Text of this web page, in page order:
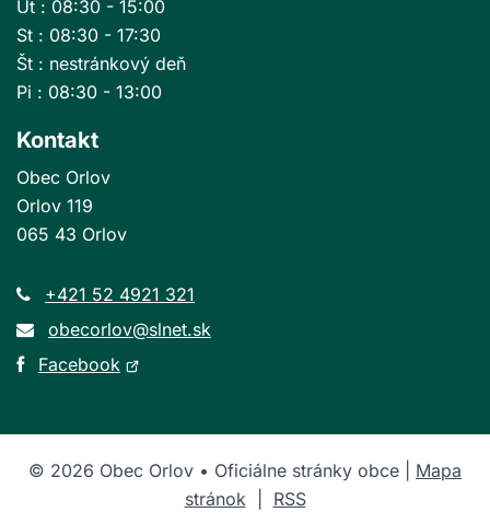
Ut : 08:30 - 15:00
St : 08:30 - 17:30
Št : nestránkový deň
Pi : 08:30 - 13:00
Kontakt
Obec Orlov
Orlov 119
065 43 Orlov
+421 52 4921 321
obecorlov@slnet.sk
Facebook Otvorí
okne
© 2026 Obec Orlov • Oficiálne stránky obce | Mapa
stránok| RSS